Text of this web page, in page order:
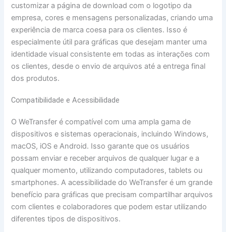
customizar a página de download com o logotipo da
empresa, cores e mensagens personalizadas, criando uma
experiência de marca coesa para os clientes. Isso é
especialmente útil para gráficas que desejam manter uma
identidade visual consistente em todas as interações com
os clientes, desde o envio de arquivos até a entrega final
dos produtos.
Compatibilidade e Acessibilidade
O WeTransfer é compatível com uma ampla gama de
dispositivos e sistemas operacionais, incluindo Windows,
macOS, iOS e Android. Isso garante que os usuários
possam enviar e receber arquivos de qualquer lugar e a
qualquer momento, utilizando computadores, tablets ou
smartphones. A acessibilidade do WeTransfer é um grande
benefício para gráficas que precisam compartilhar arquivos
com clientes e colaboradores que podem estar utilizando
diferentes tipos de dispositivos.